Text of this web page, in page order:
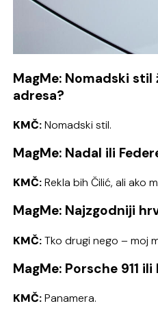
MagMe: Nomadski
adresa?
KMČ:Nomadski stil.
MagMe: Nadal ili
KMČ:Rekla bih Čilić, ali ako
MagMe: Najzgodniji
KMČ:Tko drugi nego – moj
MagMe: Porsche 911
KMČ:Panamera.